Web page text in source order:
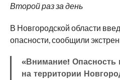
Второй раз за день
В Новгородской области
опасности, сообщили
«Внимание!
на территории